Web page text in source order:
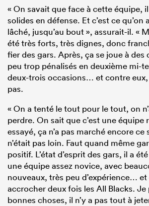
« On savait que face à cette équipe,
solides en défense. Et c’est ce qu’on
lâché, jusqu’au bout », assurait-il. «
été très forts, très dignes, donc
fier des gars. Après, ça se joue à des
peu trop pénalisés en deuxième mi-
deux-trois occasions… et contre
pas.
« On a tenté le tout pour le tout, on
perdre. On sait que c’est une équipe
essayé, ça n’a pas marché encore ce
n’était pas loin. Faut quand même
positif. L’état d’esprit des gars, il a
une équipe assez novice, avec
nouveaux, très peu d’expérience… et
accrocher deux fois les All Blacks. Je
bonnes choses, il n’y a pas tout à